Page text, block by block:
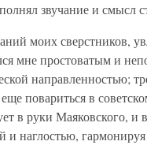
звучание и смысл
моих сверстников,
мне простоватым и
направленностью;
повариться в
в руки Маяковского, и
и наглостью,